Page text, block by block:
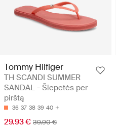
Tommy Hilfiger
TH SCANDI SUMMER
SANDAL - Šlepetės per
pirštą
36 37 38 39 40
29.93 € 39.90 €